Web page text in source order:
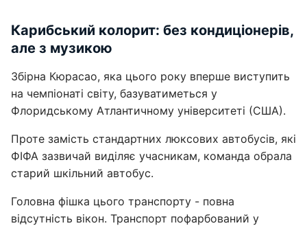
Карибський колорит: без кондиціонерів,
але з музикою
Збірна Кюрасао, яка цього року вперше виступить
на чемпіонаті світу, базуватиметься у
Флоридському Атлантичному університеті (США).
Проте замість стандартних люксових автобусів, які
ФІФА зазвичай виділяє учасникам, команда обрала
старий шкільний автобус.
Головна фішка цього транспорту - повна
відсутність вікон. Транспорт пофарбований у